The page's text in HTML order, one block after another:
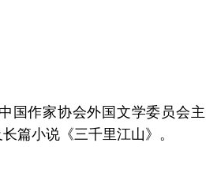
国作家协会外国文学委员会主
篇小说《三千里江山》。